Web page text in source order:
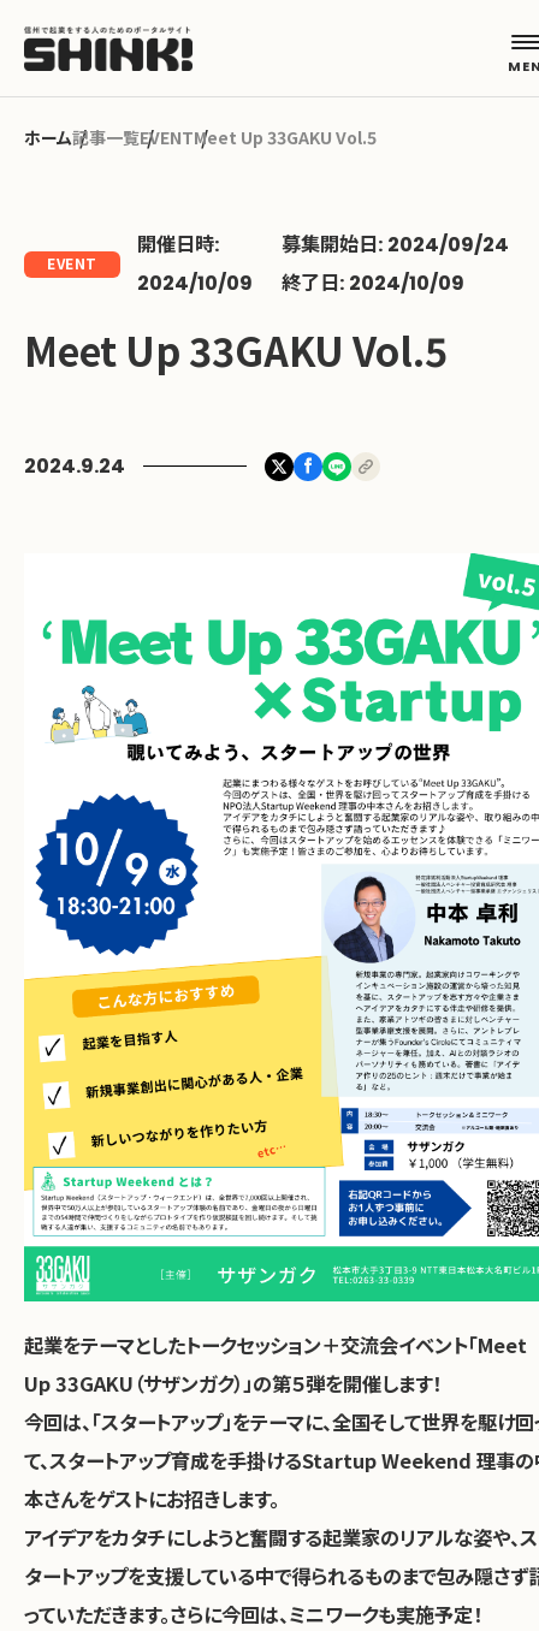
起業フェーズから探す
地域から探す
記事一覧EVENTMeet Up 33GAKU Vol.5
EVENT
開催日時:
2024/10/09
募集開始日: 2024/09/24
終了日: 2024/10/09
Meet Up 33GAKU Vol.5
2024.9.24
起業をテーマとしたトークセッション＋交流会イベント「Meet
Up 33GAKU（サザンガク）」の第５弾を開催します！
今回は、「スタートアップ」をテーマに、全国そして世界を駆け回
て、スタートアップ育成を手掛けるStartup Weekend 理事
本さんをゲストにお招きします。
アイデアをカタチにしようと奮闘する起業家のリアルな姿や、ス
タートアップを支援している中で得られるものまで包み隠さず
っていただきます。さらに今回は、ミニワークも実施予定！